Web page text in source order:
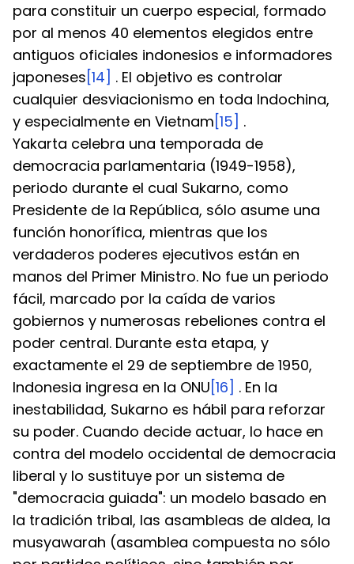
para constituir un cuerpo especial, formado
por al menos 40 elementos elegidos entre
antiguos oficiales indonesios e informadores
japoneses [14] . El objetivo es controlar
cualquier desviacionismo en toda Indochina,
y especialmente en Vietnam [15] .
Yakarta celebra una temporada de
democracia parlamentaria (1949-1958),
periodo durante el cual Sukarno, como
Presidente de la República, sólo asume una
función honorífica, mientras que los
verdaderos poderes ejecutivos están en
manos del Primer Ministro. No fue un periodo
fácil, marcado por la caída de varios
gobiernos y numerosas rebeliones contra el
poder central. Durante esta etapa, y
exactamente el 29 de septiembre de 1950,
Indonesia ingresa en la ONU [16] . En la
inestabilidad, Sukarno es hábil para reforzar
su poder. Cuando decide actuar, lo hace en
contra del modelo occidental de democracia
liberal y lo sustituye por un sistema de
"democracia guiada": un modelo basado en
la tradición tribal, las asambleas de aldea, la
musyawarah (asamblea compuesta no sólo